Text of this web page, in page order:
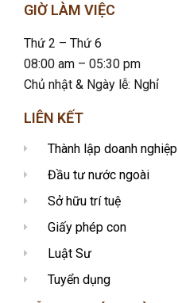
GIỜ LÀM VIỆC
Thứ 2 – Thứ 6
08:00 am – 05:30 pm
Chủ nhật & Ngày lễ: Nghỉ
LIÊN KẾT
Thành lập doanh nghiệp
Đầu tư nước ngoài
Sở hữu trí tuệ
Giấy phép con
Luật Sư
Tuyển dụng